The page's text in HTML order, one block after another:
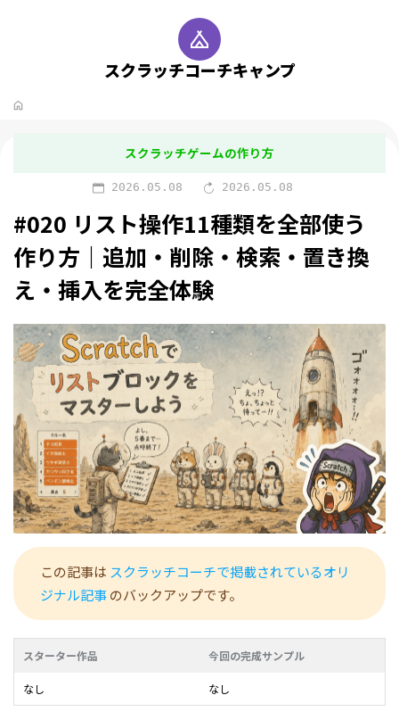
スクラッチコーチキャンプ
スクラッチゲームの作り方
2026.05.08 2026.05.08
#020 リスト操作11種類を全部使う
作り方｜追加・削除・検索・置き換
え・挿入を完全体験
この記事は スクラッチコーチで掲載されているオリ
ジナル記事のバックアップです。
スターター作品
なし
今回の完成サンプル
なし